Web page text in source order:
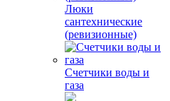
Люки
сантехнические
(ревизионные)
Счетчики воды и
газа